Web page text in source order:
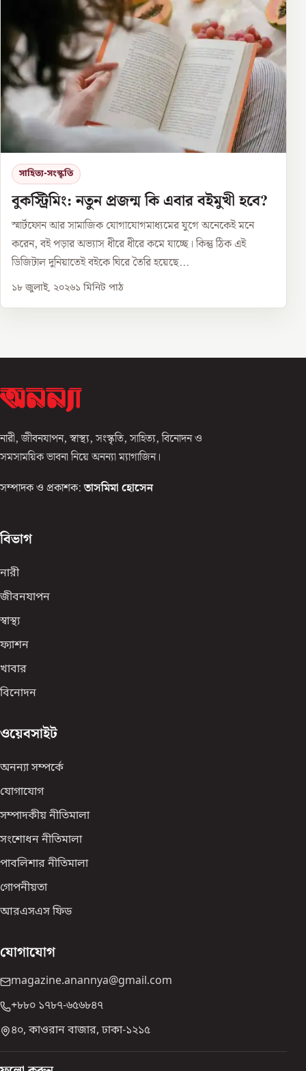
সাহিত্য-সংস্কৃতি
বুকস্ট্রিমিং: নতুন প্রজন্ম কি এবার বইমুখী হবে?
স্মার্টফোন আর সামাজিক যোগাযোগমাধ্যমের যুগে অনেকেই মনে
করেন, বই পড়ার অভ্যাস ধীরে ধীরে কমে যাচ্ছে। কিন্তু ঠিক এই
ডিজিটাল দুনিয়াতেই বইকে ঘিরে তৈরি হয়েছে...
১৮ জুলাই, ২০২৬১ মিনিট পাঠ
নারী, জীবনযাপন, স্বাস্থ্য, সংস্কৃতি, সাহিত্য, বিনোদন ও
সমসাময়িক ভাবনা নিয়ে অনন্যা ম্যাগাজিন।
সম্পাদক ও প্রকাশক: তাসমিমা হোসেন
বিভাগ
নারী
জীবনযাপন
স্বাস্থ্য
ফ্যাশন
খাবার
বিনোদন
ওয়েবসাইট
অনন্যা সম্পর্কে
যোগাযোগ
সম্পাদকীয় নীতিমালা
সংশোধন নীতিমালা
পাবলিশার নীতিমালা
গোপনীয়তা
আরএসএস ফিড
যোগাযোগ
magazine.anannya@gmail.com
+৮৮০ ১৭৮৭-৬৫৬৮৪৭
৪০, কাওরান বাজার, ঢাকা-১২১৫